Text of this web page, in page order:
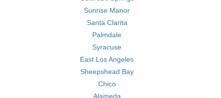
Sunrise Manor
Santa Clarita
Palmdale
Syracuse
East Los Angeles
Sheepshead Bay
Chico
Alameda